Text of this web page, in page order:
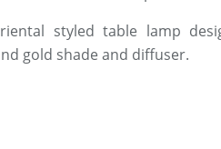
styled table lamp
gold shade and diffuser.